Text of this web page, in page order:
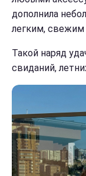
дополнила
легким,
Такой наряд
свиданий,